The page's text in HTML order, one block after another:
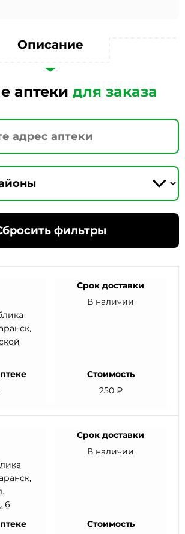
Описание
аптеки для заказа
фильтры
Срок доставки
В наличии
Стоимость
250 ₽
6
Срок доставки
В наличии
Стоимость